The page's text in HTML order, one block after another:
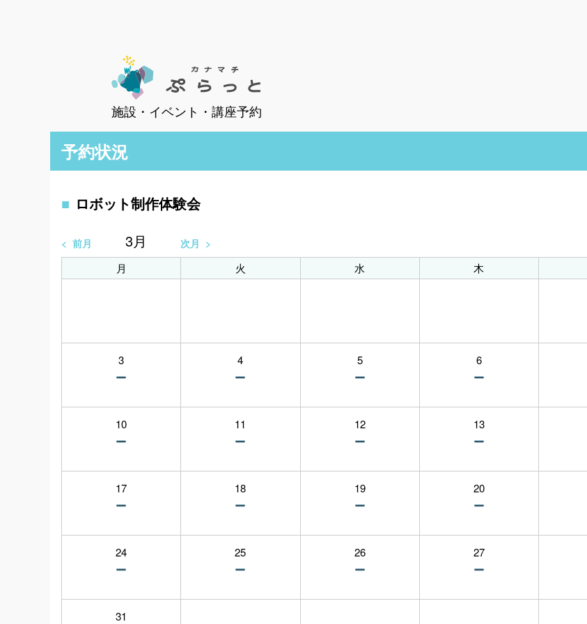
施設・イベント・講座予約
予約状況
ロボット制作体験会
前月 3月 次月
月 火 水 木
3 4 5 6
10 11 12 13
17 18 19 20
24 25 26 27
31